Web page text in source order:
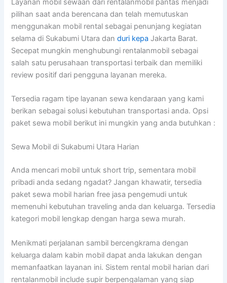
Layanan mobil sewaan dari rentalanmobil pantas menjadi
pilihan saat anda berencana dan telah memutuskan
menggunakan mobil rental sebagai penunjang kegiatan
selama di Sukabumi Utara danduri kepa Jakarta Barat.
Secepat mungkin menghubungi rentalanmobil sebagai
salah satu perusahaan transportasi terbaik dan memiliki
review positif dari pengguna layanan mereka.
Tersedia ragam tipe layanan sewa kendaraan yang kami
berikan sebagai solusi kebutuhan transportasi anda. Opsi
paket sewa mobil berikut ini mungkin yang anda butuhkan :
Sewa Mobil di Sukabumi Utara Harian
Anda mencari mobil untuk short trip, sementara mobil
pribadi anda sedang ngadat? Jangan khawatir, tersedia
paket sewa mobil harian free jasa pengemudi untuk
memenuhi kebutuhan traveling anda dan keluarga. Tersedia
kategori mobil lengkap dengan harga sewa murah.
Menikmati perjalanan sambil bercengkrama dengan
keluarga dalam kabin mobil dapat anda lakukan dengan
memanfaatkan layanan ini. Sistem rental mobil harian dari
rentalanmobil include supir berpengalaman yang siap